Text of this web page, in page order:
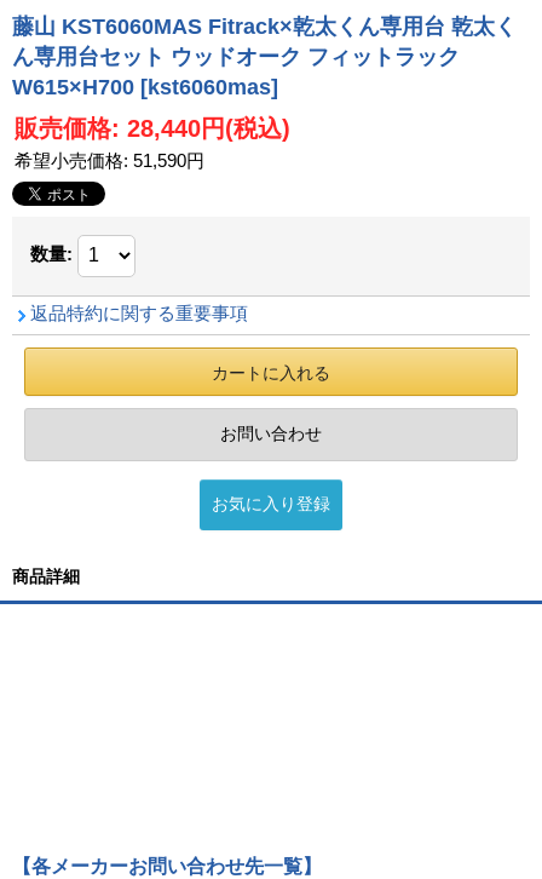
藤山 KST6060MAS Fitrack×乾太くん専用台 乾太く
ん専用台セット ウッドオーク フィットラック
W615×H700 [kst6060mas]
販売価格: 28,440円(税込)
希望小売価格: 51,590円
数量:
返品特約に関する重要事項
商品詳細
【各メーカーお問い合わせ先一覧】